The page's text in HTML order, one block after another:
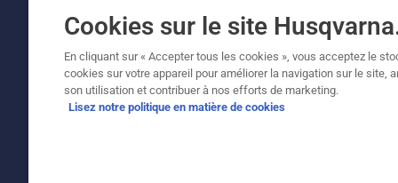
© Husqvarna AB (publ). Tous droits
de vente recommandés (TVA incluse), sauf si
Politique relative aux cookies Conditions d'utilisation
Cookies sur le site
En cliquant sur « Accepter tous les cookies », vous acceptez le
cookies sur votre appareil pour améliorer la navigation sur le site,
son utilisation et contribuer à nos efforts de marketing.
Lisez notre politique en matière de cookies